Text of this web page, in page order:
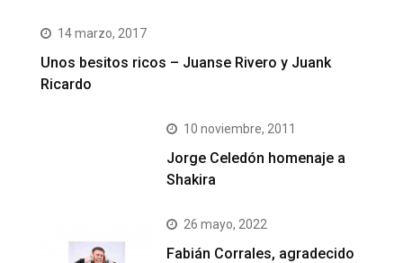
14 marzo, 2017
Unos besitos ricos – Juanse Rivero y Juank
Ricardo
10 noviembre, 2011
Jorge Celedón homenaje a
Shakira
26 mayo, 2022
Fabián Corrales, agradecido